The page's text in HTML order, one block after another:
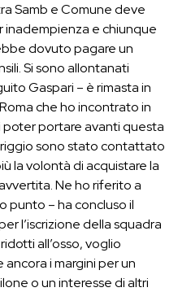
Samb e Comune deve
inadempienza e chiunque
dovuto pagare un
Si sono allontanati
Gaspari – è rimasta in
che ho incontrato in
poter portare avanti questa
sono stato contattato
la volontà di acquistare la
Ne ho riferito a
punto – ha concluso il
l’iscrizione della squadra
all’osso, voglio
i margini per un
o un interesse di altri